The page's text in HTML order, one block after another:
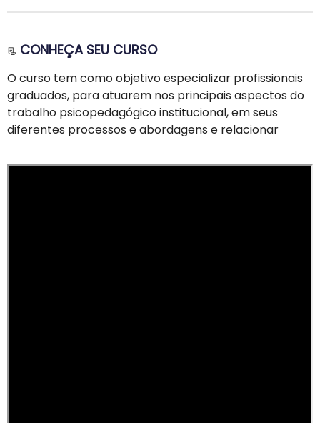
📃 CONHEÇA SEU CURSO
O curso tem como objetivo especializar profissionais
graduados, para atuarem nos principais aspectos do
trabalho psicopedagógico institucional, em seus
diferentes processos e abordagens e relacionar